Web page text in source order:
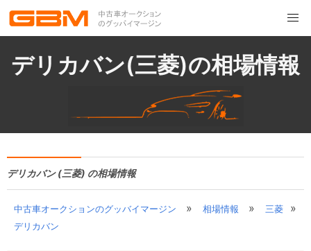
デリカバン(三菱)の相場情報
デリカバン (三菱) の相場情報
中古車オークションのグッバイマージン » 相場情報 » 三菱 »
デリカバン